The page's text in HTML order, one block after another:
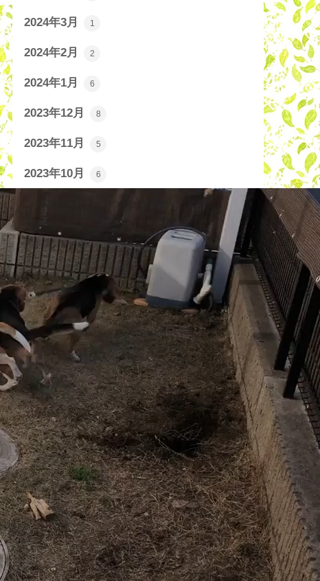
2024年3月 1
2024年2月 2
2024年1月 6
2023年12月 8
2023年11月 5
2023年10月 6
2023年8月
2023年7月
2023年6月
2023年5月 6
2023年4月
2023年3月 4
2023年2月 1
2023年1月 8
2022年12月 7
2022年11月 10
2022年10月 8
2022年9月 11